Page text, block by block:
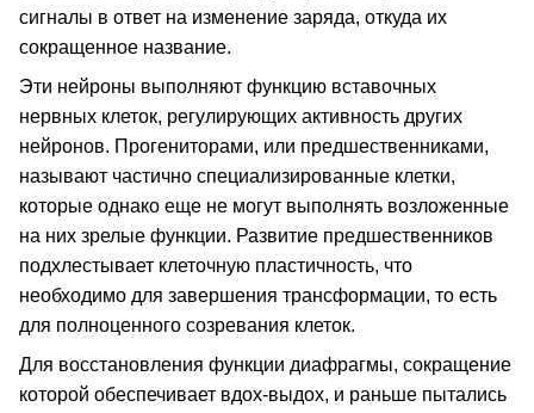
сигналы в ответ на изменение заряда, откуда их
сокращенное название.
Эти нейроны выполняют функцию вставочных
нервных клеток, регулирующих активность других
нейронов. Прогениторами, или предшественниками,
называют частично специализированные клетки,
которые однако еще не могут выполнять возложенные
на них зрелые функции. Развитие предшественников
подхлестывает клеточную пластичность, что
необходимо для завершения трансформации, то есть
для полноценного созревания клеток.
Для восстановления функции диафрагмы, сокращение
которой обеспечивает вдох-выдох, и раньше пытались